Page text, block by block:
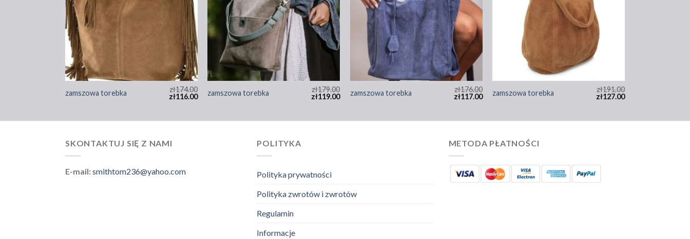
zamszowa torebka zł174.00
zł116.00 zamszowa torebka zł179.00
zł119.00 zamszowa torebka zł176.00
zł117.00 zamszowa torebka zł191.00
zł127.00
SKONTAKTUJ SIĘ Z NAMI
E-mail:smithtom236@yahoo.com
POLITYKA
Polityka prywatności
Polityka zwrotów i zwrotów
Regulamin
Informacje
METODA PŁATNOŚCI